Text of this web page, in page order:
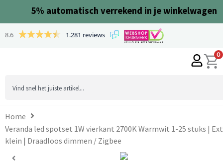
inhoud
5% automatisch verrekend in je winkelwagen
8.6 1.281 reviews
0
Home
Veranda led spotset 1W vierkant 2700K Warmwit 1-25 stuks |
klein | Draadloos dimmen / Zigbee